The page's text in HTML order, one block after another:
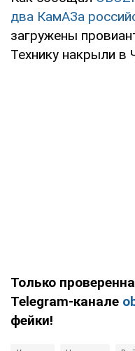
два КамАЗа
загружены
Технику накрыли в
Только
Telegram-канале
фейки!